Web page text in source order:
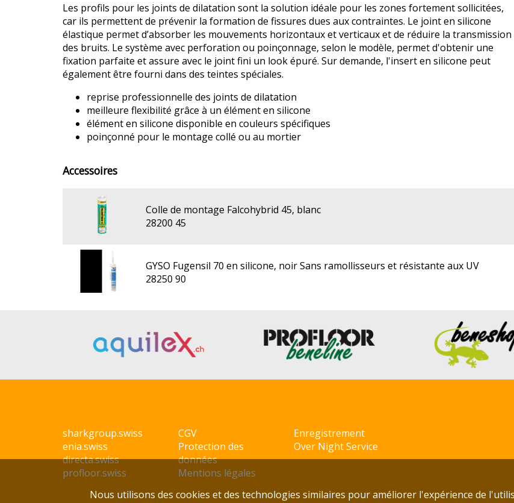
Les profils pour les joints de dilatation sont la solution idéale pour les zones fortement sollicitées,
car ils permettent de prévenir la formation de fissures dues aux contraintes. Le joint en silicone
élastique permet d’absorber les mouvements horizontaux et verticaux et de réduire la transmission
des bruits. Le système avec perforation ou poinçonnage, selon le modèle, permet d'obtenir une
fixation parfaite et assure avec le joint fini un look épuré. Sur demande, l'insert en silicone peut
également être fourni dans des teintes spéciales.
reprise professionnelle des joints de dilatation
meilleure flexibilité grâce à un élément en silicone
élément en silicone disponible en couleurs spécifiques
poinçonné pour le montage collé ou au mortier
Accessoires
Colle de montage Falcohybrid 45, blanc
28200 45
GYSO Fugensil 70 en silicone, noir Sans ramollisseurs et résistante aux UV
28250 90
sharkgroup.swiss
enia.swiss
directa.swiss
profloor.swiss
CGV
Protection des
données
Mentions légales
Enregistrement
Over Night Service
Nous utilisons des cookies et des technologies similaires pour améliorer l'expérience de